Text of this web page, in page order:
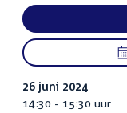
26 juni 2024
14:30 - 15:30 uur